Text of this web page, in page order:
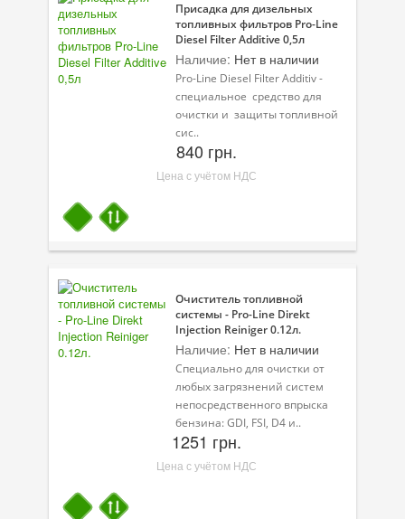
Смазки
Специальные программы
Велосипедная программа
Масла для лодочных моторов
Моторное масло для мотоцикла
Садовая программа
Технологические жидкости
Зимняя программа
Присадка для дизельных
топливных фильтров Pro-Line
Diesel Filter Additive 0,5л
Наличие: Нет в наличии
Pro-Line Diesel Filter Additiv -
специальное средство для
очистки и защиты топливной
сис..
840 грн.
Цена с учётом НДС
Очиститель топливной
системы - Pro-Line Direkt
Injection Reiniger 0.12л.
Наличие: Нет в наличии
Специально для очистки от
любых загрязнений систем
непосредственного впрыска
бензина: GDI, FSI, D4 и..
1251 грн.
Цена с учётом НДС